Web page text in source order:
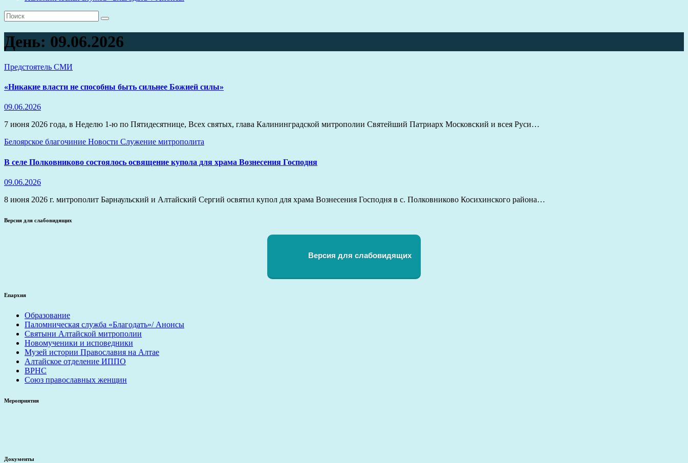
День: 09.06.2026
Предстоятель СМИ
«Никакие власти не способны быть сильнее Божией силы»
09.06.2026
7 июня 2026 года, в Неделю 1-ю по Пятидесятнице, Всех святых, глава Калининградской митрополии Святейший Патриарх Московский и всея Руси…
Белоярское благочиние Новости Служение митрополита
В селе Полковниково состоялось освящение купола для храма Вознесения Господня
09.06.2026
8 июня 2026 г. митрополит Барнаульский и Алтайский Сергий освятил купол для храма Вознесения Господня в с. Полковниково Косихинского района…
Версия для слабовидящих
Версия для слабовидящих
Епархия
Образование
Паломническая служба «Благодать»/ Анонсы
Святыни Алтайской митрополии
Новомученики и исповедники
Музей истории Православия на Алтае
Алтайское отделение ИППО
ВРНС
Союз православных женщин
Мероприятия
Документы